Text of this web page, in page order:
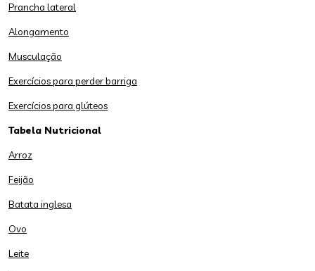
Prancha lateral
Alongamento
Musculação
Exercícios para perder barriga
Exercícios para glúteos
Tabela Nutricional
Arroz
Feijão
Batata inglesa
Ovo
Leite